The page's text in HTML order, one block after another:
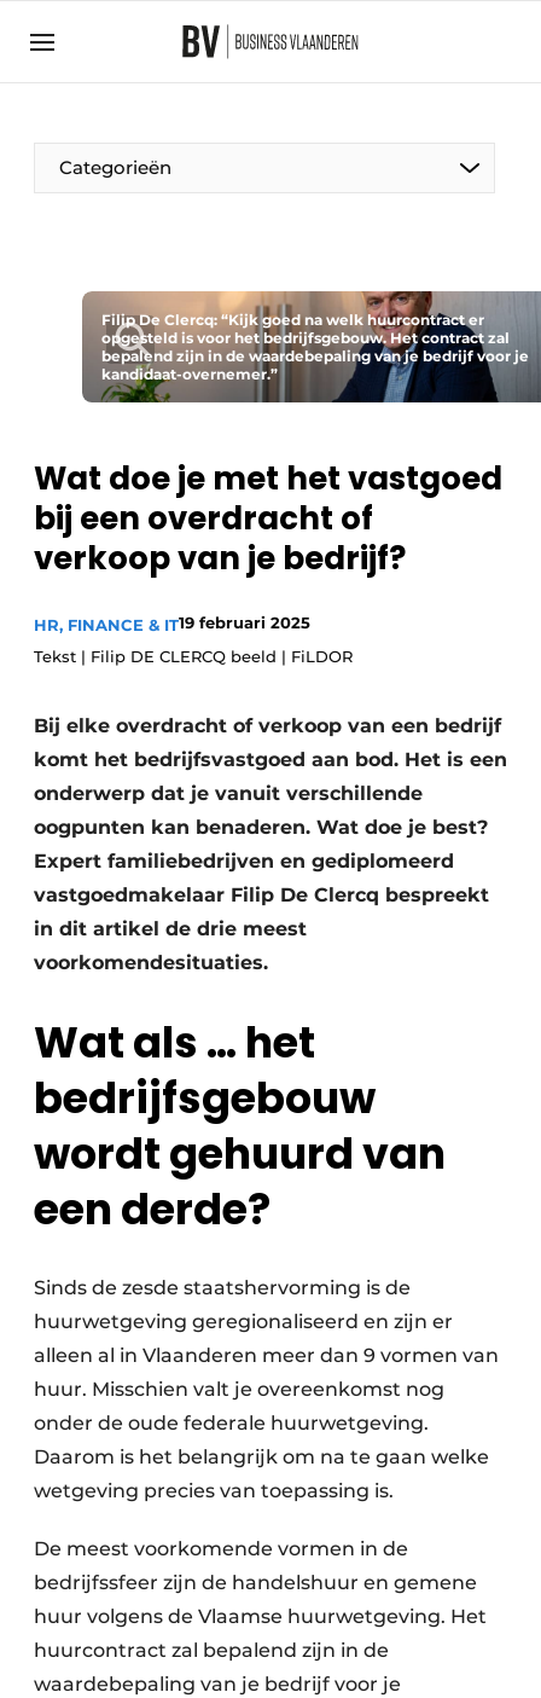
Bedrijven
Bedrijven
Direct contact
Evenement aanmelden
Home
Nieuwsbrief
Podcasts
Privacy / Cookie statement
Vacatures
Categorieën
Filip De Clercq: “Kijk goed na welk huurcontract er
opgesteld is voor het bedrijfsgebouw. Het contract zal
bepalend zijn in de waardebepaling van je bedrijf voor je
kandidaat-overnemer.”
Wat doe je met het vastgoed
bij een overdracht of
verkoop van je bedrijf?
HR, FINANCE & IT19 februari 2025
Tekst | Filip DE CLERCQ beeld | FiLDOR
Bij elke overdracht of verkoop van een bedrijf
komt het bedrijfsvastgoed aan bod. Het is een
onderwerp dat je vanuit verschillende
oogpunten kan benaderen. Wat doe je best?
Expert familiebedrijven en gediplomeerd
vastgoedmakelaar Filip De Clercq bespreekt
in dit artikel de drie meest
voorkomendesituaties.
Wat als … het
bedrijfsgebouw
wordt gehuurd van
een derde?
Sinds de zesde staatshervorming is de
huurwetgeving geregionaliseerd en zijn er
alleen al in Vlaanderen meer dan 9 vormen van
huur. Misschien valt je overeenkomst nog
onder de oude federale huurwetgeving.
Daarom is het belangrijk om na te gaan welke
wetgeving precies van toepassing is.
De meest voorkomende vormen in de
bedrijfssfeer zijn de handelshuur en gemene
huur volgens de Vlaamse huurwetgeving. Het
huurcontract zal bepalend zijn in de
waardebepaling van je bedrijf voor je